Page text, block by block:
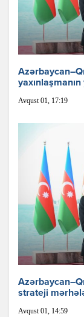
Avqust 01, 17:19
strateji
Avqust 01, 14:59